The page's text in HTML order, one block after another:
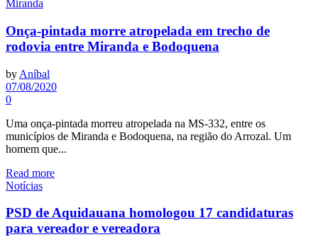
Miranda
Onça-pintada morre atropelada em trecho de
rodovia entre Miranda e Bodoquena
by Aníbal
07/08/2020
0
Uma onça-pintada morreu atropelada na MS-332, entre os
municípios de Miranda e Bodoquena, na região do Arrozal. Um
homem que...
Read more
Notícias
PSD de Aquidauana homologou 17 candidaturas
para vereador e vereadora